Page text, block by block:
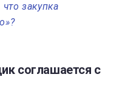
закупка
соглашается с